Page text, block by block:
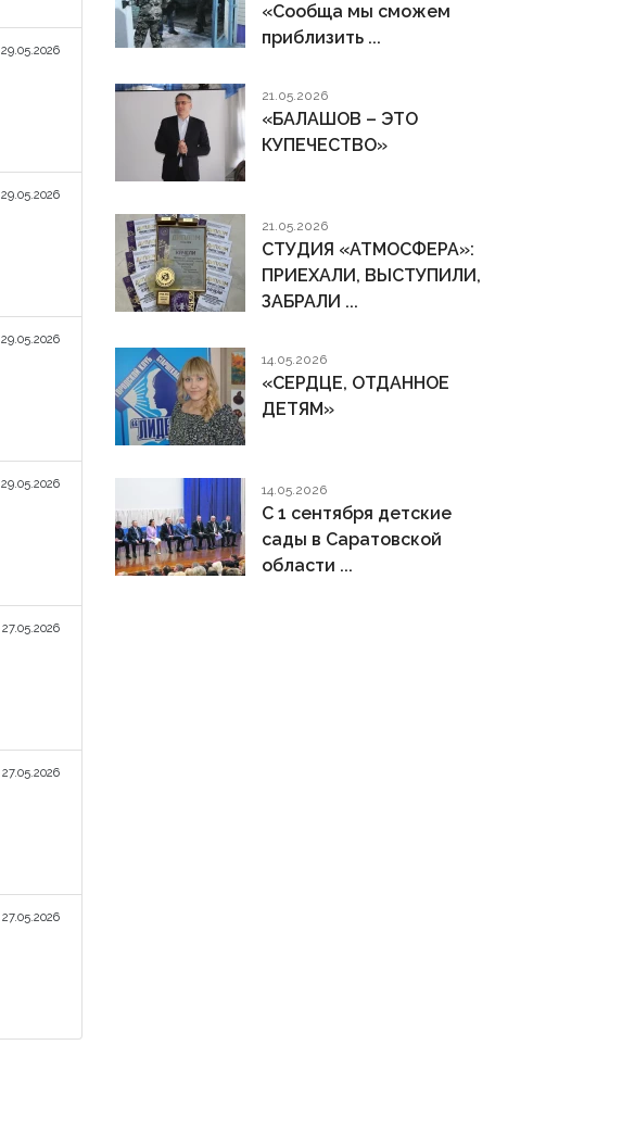
29.05.2026
29.05.2026
29.05.2026
29.05.2026
27.05.2026
27.05.2026
27.05.2026
«Сообща мы сможем
приблизить ...
21.05.2026
«БАЛАШОВ – ЭТО
КУПЕЧЕСТВО»
21.05.2026
СТУДИЯ «АТМОСФЕРА»:
ПРИЕХАЛИ, ВЫСТУПИЛИ,
ЗАБРАЛИ ...
14.05.2026
«СЕРДЦЕ, ОТДАННОЕ
ДЕТЯМ»
14.05.2026
С 1 сентября детские
сады в Саратовской
области ...